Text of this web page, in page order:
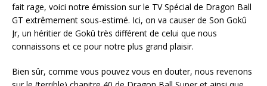
fait rage, voici notre émission sur le TV Spécial de Dragon Ball
GT extrêmement sous-estimé. Ici, on va causer de Son Gokû
Jr, un héritier de Gokû très différent de celui que nous
connaissons et ce pour notre plus grand plaisir.
Bien sûr, comme vous pouvez vous en douter, nous revenons